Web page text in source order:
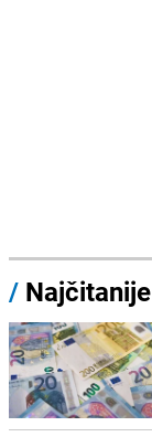
/ Najčitanije